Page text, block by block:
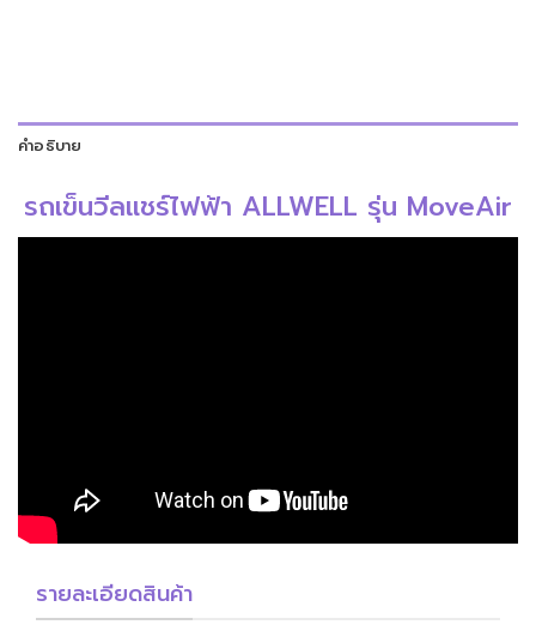
คำอธิบาย
รถเข็นวีลแชร์ไฟฟ้า ALLWELL รุ่น MoveAir
รายละเอียดสินค้า